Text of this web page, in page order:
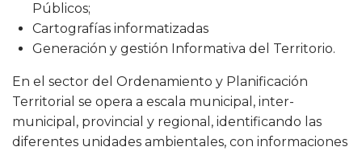
Públicos;
Cartografías informatizadas
Generación y gestión Informativa del Territorio.
En el sector del Ordenamiento y Planificación
Territorial se opera a escala municipal, inter-
municipal, provincial y regional, identificando las
diferentes unidades ambientales, con informaciones